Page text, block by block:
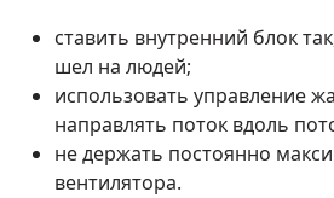
ставить внутренний блок
шел на людей;
использовать управление
направлять поток вдоль
не держать постоянно
вентилятора.